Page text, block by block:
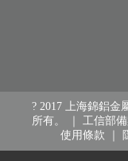
? 2017 上海錦鋁金
所有。 ｜ 工信部
使用條款